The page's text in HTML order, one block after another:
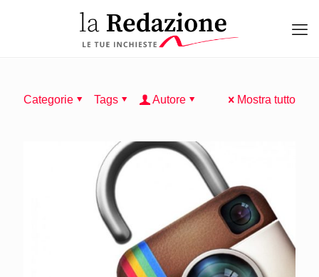
Categorie Tags Autore Mostra tutto